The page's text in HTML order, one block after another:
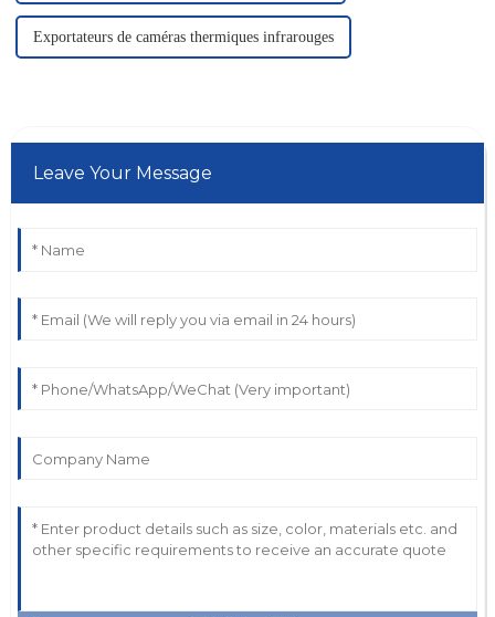
Exportateurs de caméras thermiques infrarouges
Leave Your Message